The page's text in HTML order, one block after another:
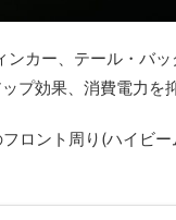
カー、テール・バ
プ効果、消費電力を
ロント周り(ハイビ